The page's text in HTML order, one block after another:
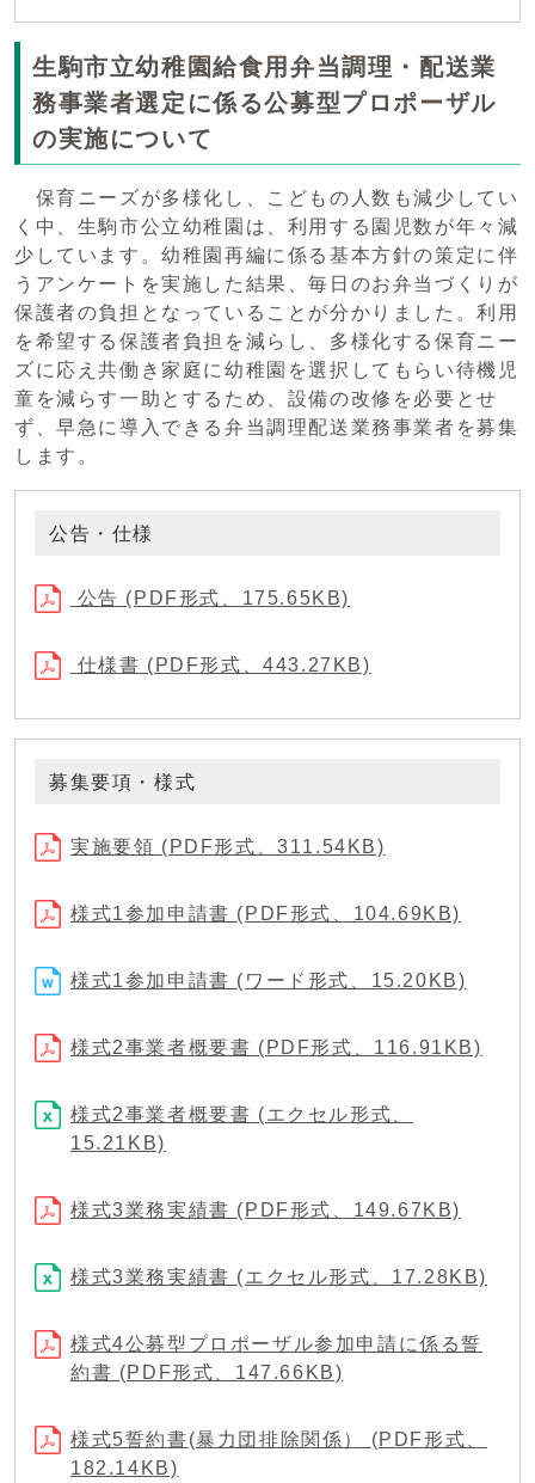
生駒市立幼稚園給食用弁当調理・配送業
務事業者選定に係る公募型プロポーザル
の実施について
保育ニーズが多様化し、こどもの人数も減少してい
く中、生駒市公立幼稚園は、利用する園児数が年々減
少しています。幼稚園再編に係る基本方針の策定に伴
うアンケートを実施した結果、毎日のお弁当づくりが
保護者の負担となっていることが分かりました。利用
を希望する保護者負担を減らし、多様化する保育ニー
ズに応え共働き家庭に幼稚園を選択してもらい待機児
童を減らす一助とするため、設備の改修を必要とせ
ず、早急に導入できる弁当調理配送業務事業者を募集
します。
公告・仕様
公告 (PDF形式、175.65KB)
仕様書 (PDF形式、443.27KB)
募集要項・様式
実施要領 (PDF形式、311.54KB)
様式1参加申請書 (PDF形式、104.69KB)
様式1参加申請書 (ワード形式、15.20KB)
様式2事業者概要書 (PDF形式、116.91KB)
様式2事業者概要書 (エクセル形式、
15.21KB)
様式3業務実績書 (PDF形式、149.67KB)
様式3業務実績書 (エクセル形式、17.28KB)
様式4公募型プロポーザル参加申請に係る誓
約書 (PDF形式、147.66KB)
様式5誓約書(暴力団排除関係） (PDF形式、
182.14KB)